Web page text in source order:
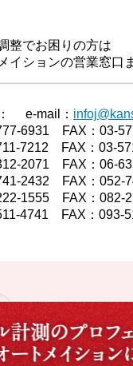
整でお困りの方は
イションの営業窓口
e-mail：
6931 FAX：03-
7212 FAX：03-
2071 FAX：06-
2432 FAX：052-
1555 FAX：082-
4741 FAX：093-